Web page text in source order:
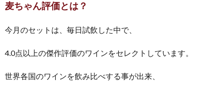
麦ちゃん評価とは？
今月のセットは、毎日試飲した中で、
4.0点以上の傑作評価のワインをセレクトしています。
世界各国のワインを飲み比べする事が出来、